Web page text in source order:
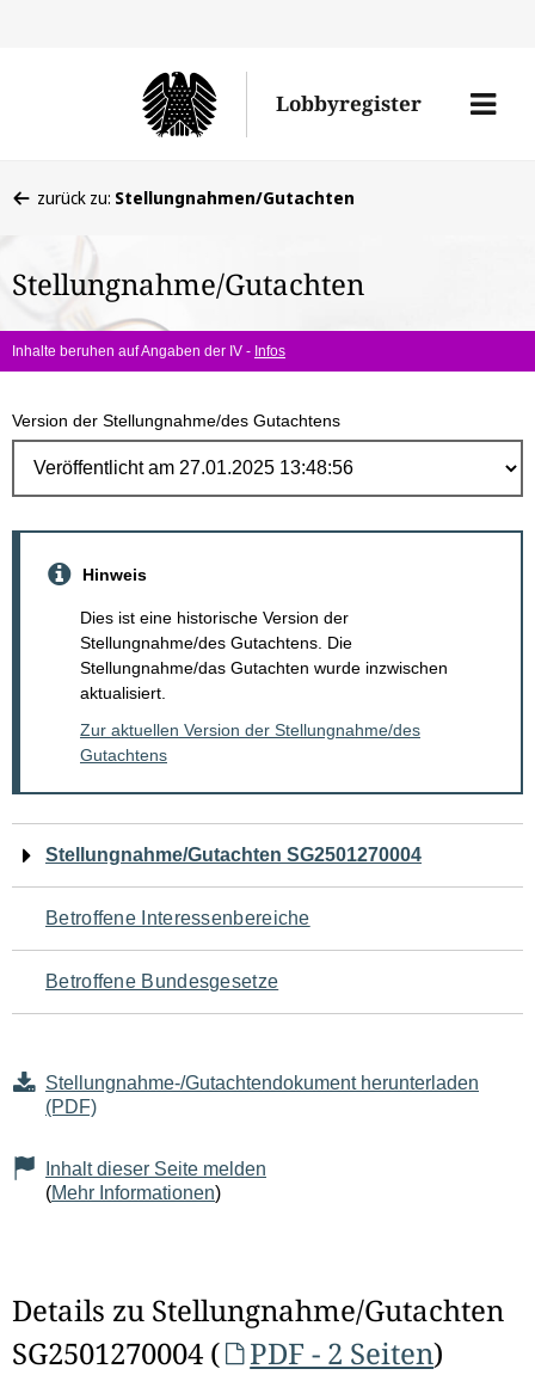
Lobbyregister
Menü
befinden
hier:
zurück zu: Stellungnahmen/Gutachten
Stellungnahme/Gutachten
Inhalte beruhen auf Angaben der IV - Infos
Version der Stellungnahme/des Gutachtens
Hinweis
Dies ist eine historische Version der
Stellungnahme/des Gutachtens. Die
Stellungnahme/das Gutachten wurde inzwischen
aktualisiert.
Zur aktuellen Version der Stellungnahme/des
Gutachtens
Navigation
für
den
Seiteninhalt
Stellungnahme/Gutachten SG2501270004
Betroffene Interessenbereiche
Betroffene Bundesgesetze
Stellungnahme-/Gutachtendokument herunterladen
(PDF)
Inhalt dieser Seite melden
(Mehr Informationen)
Details zu Stellungnahme/Gutachten
SG2501270004 (
PDF - 2 Seiten)